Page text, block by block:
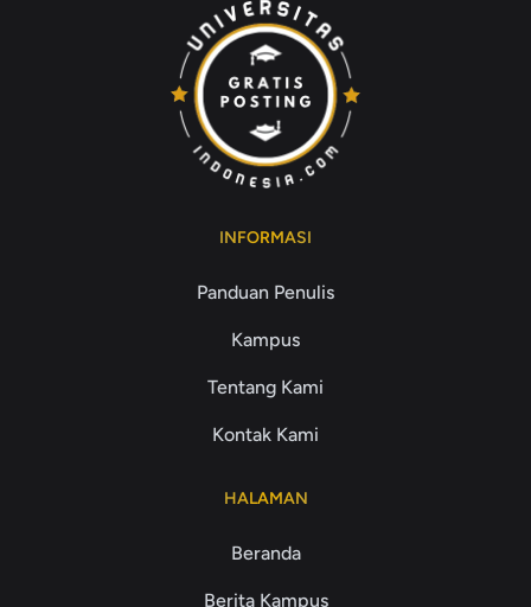
INFORMASI
Panduan Penulis
Kampus
Tentang Kami
Kontak Kami
HALAMAN
Beranda
Berita Kampus